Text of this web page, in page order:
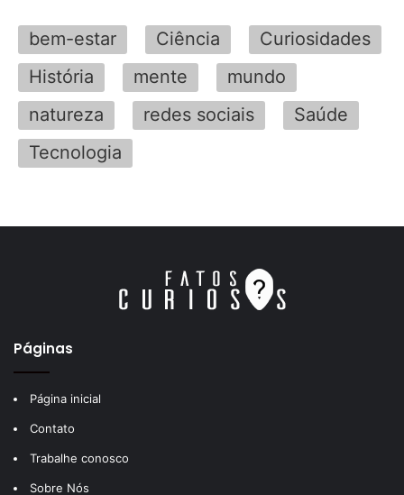
bem-estar Ciência
Curiosidades
História
mente
mundo
natureza
redes sociais
Saúde
Tecnologia
Páginas
Página inicial
Contato
Trabalhe conosco
Sobre Nós